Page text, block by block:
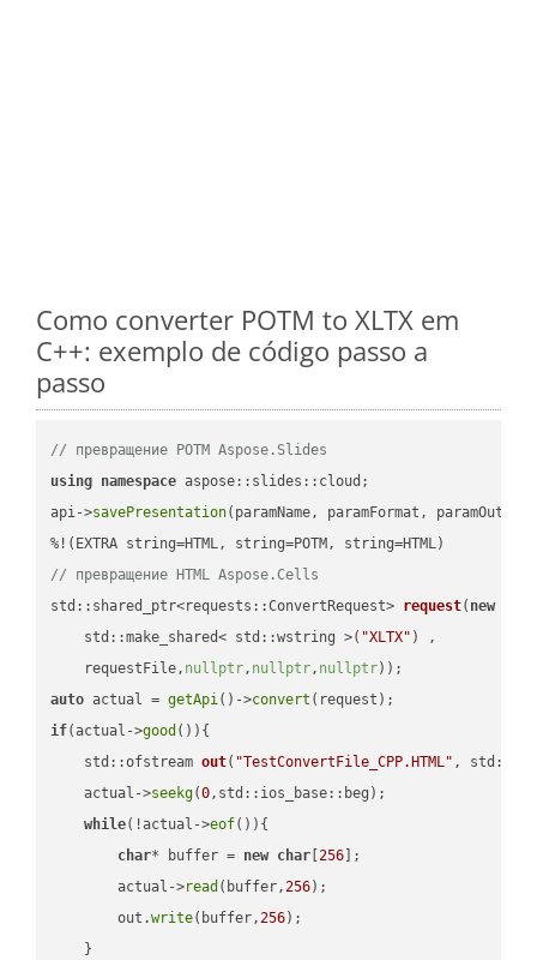
Como converter POTM to XLTX em
C++: exemplo de código passo a
passo
// превращение POTM Aspose.Slides
using namespace aspose::slides::cloud;
api->savePresentation(paramName, paramFormat,
// превращение HTML Aspose.Cells
std::shared_ptr<requests::ConvertRequest> request( new
    std::make_shared< std::wstring >(
"XLTX" ) ,
    requestFile,
nullptr, nullptr, nullptr))
auto actual = getApi()->convert
if(actual->good ()){
std::ofstream out( "TestConvertFile_CPP.HTML" ,
    actual->
seekg(0,std::ios_base::beg);
while(!actual->eof()){
char* buffer = new char [256 ];
        actual->
read (buffer,256);
        out.
write(buffer,256);
    }